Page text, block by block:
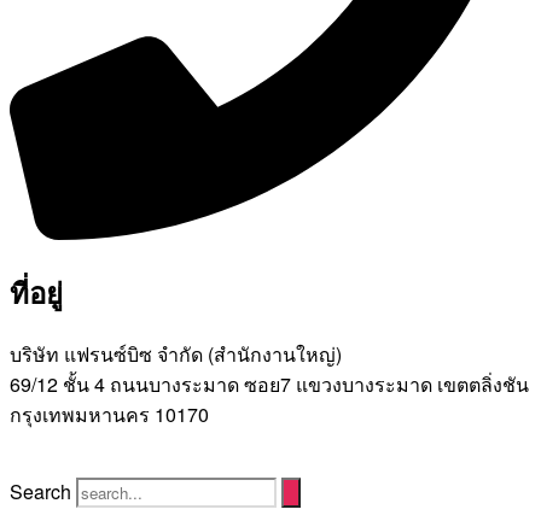
ที่อยู่
บริษัท แฟรนซ์บิซ จํากัด (สํานักงานใหญ่)
69/12 ชั้น 4 ถนนบางระมาด ซอย7 แขวงบางระมาด เขตตลิ่งชัน
กรุงเทพมหานคร 10170
Search